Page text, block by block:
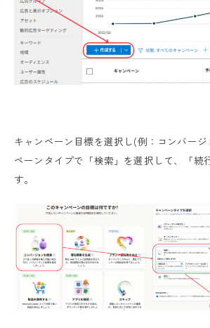
キャンペーン目標を選択し(例：コンバー
ペーンタイプで「検索」を選択して、「続
す。